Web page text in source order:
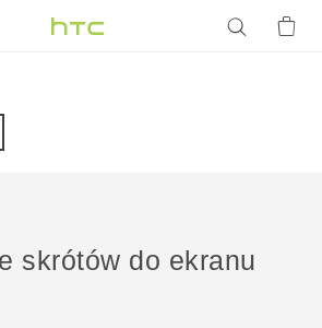
skrótów do ekranu